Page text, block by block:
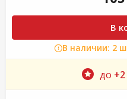
В
В наличии: 2
до